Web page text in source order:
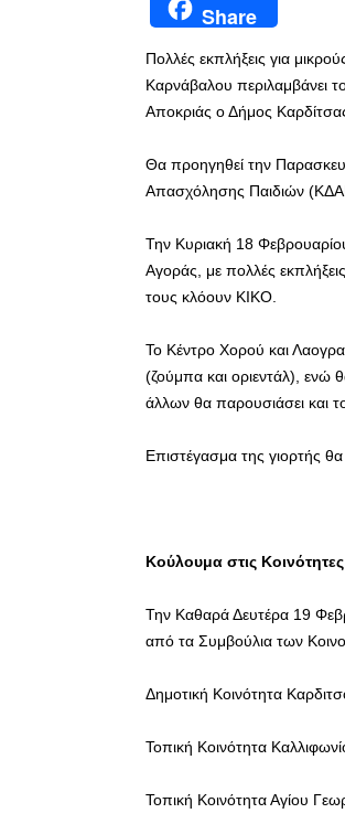
Share
Πολλές εκπλήξεις για
Καρνάβαλου περιλαμβάνει
Αποκριάς ο Δήμος
Θα προηγηθεί την
Απασχόλησης Παιδιών
Την Κυριακή 18
Αγοράς, με πολλές
τους κλόουν ΚΙΚΟ.
Το Κέντρο Χορού και
(ζούμπα και οριεντάλ), ενώ
άλλων θα παρουσιάσει και
Επιστέγασμα της γιορτής
Κούλουμα στις Κοινότητες
Την Καθαρά Δευτέρα 19
από τα Συμβούλια των
Δημοτική Κοινότητα
Τοπική Κοινότητα
Τοπική Κοινότητα Αγίου